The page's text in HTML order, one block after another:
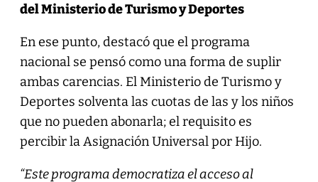
del Ministerio de Turismo y Deportes
En ese punto, destacó que el programa
nacional se pensó como una forma de suplir
ambas carencias. El Ministerio de Turismo y
Deportes solventa las cuotas de las y los niños
que no pueden abonarla; el requisito es
percibir la Asignación Universal por Hijo.
“Este programa democratiza el acceso al